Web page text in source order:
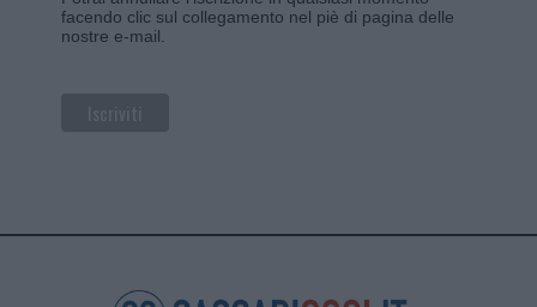
facendo clic sul collegamento nel piè di pagina delle
nostre e-mail.